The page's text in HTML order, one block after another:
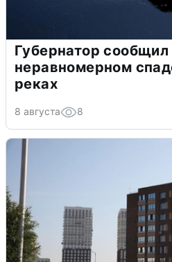
Губернатор сообщил
неравномерном
реках
8 августа 8